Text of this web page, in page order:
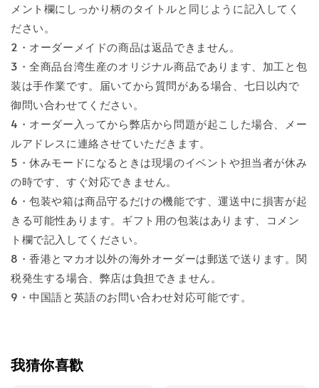
メント欄にしっかり柄のタイトルと同じように記入してく
ださい。
2・オーダーメイドの商品は返品できません。
3・全商品台湾生産のオリジナル商品であります、加工と包
装は手作業です。届いてから質問がある場合、七日以内で
御問い合わせてください。
4・オーダー入ってから弊店から問題が起こした場合、メー
ルアドレスに連絡させていただきます。
5・休みモードになるときは現場のイベントや担当者が休み
の時です、すぐ対応できません。
6・包装や箱は商品守るだけの機能です、運送中に損害が起
きる可能性あります。ギフト用の包装はあります、コメン
ト欄で記入してください。
8・香港とマカオ以外の海外オーダーは郵送で送ります。関
税発生する場合、弊店は負担できません。
9・中国語と英語のお問い合わせ対応可能です。
我猜你喜歡